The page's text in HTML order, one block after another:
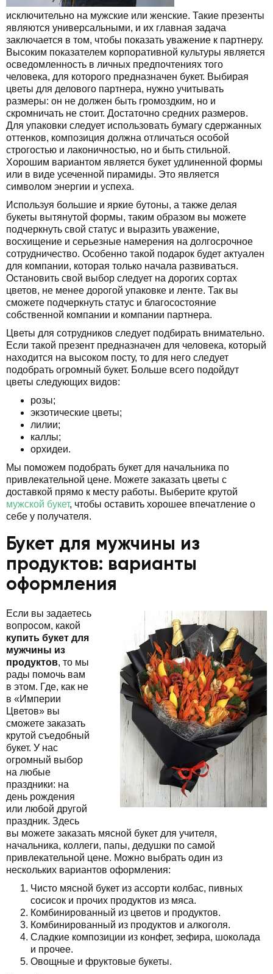
исключительно на мужские или женские. Такие презенты
являются универсальными, и их главная задача
заключается в том, чтобы показать уважение к партнеру.
Высоким показателем корпоративной культуры является
осведомленность в личных предпочтениях того
человека, для которого предназначен букет. Выбирая
цветы для делового партнера, нужно учитывать
размеры: он не должен быть громоздким, но и
скромничать не стоит. Достаточно средних размеров.
Для упаковки следует использовать бумагу сдержанных
оттенков, композиция должна отличаться особой
строгостью и лаконичностью, но и быть стильной.
Хорошим вариантом является букет удлиненной формы
или в виде усеченной пирамиды. Это является
символом энергии и успеха.
Используя большие и яркие бутоны, а также делая
букеты вытянутой формы, таким образом вы можете
подчеркнуть свой статус и выразить уважение,
восхищение и серьезные намерения на долгосрочное
сотрудничество. Особенно такой подарок будет актуален
для компании, которая только начала развиваться.
Остановить свой выбор следует на дорогих сортах
цветов, не менее дорогой упаковке и ленте. Так вы
сможете подчеркнуть статус и благосостояние
собственной компании и компании партнера.
Цветы для сотрудников следует подбирать внимательно.
Если такой презент предназначен для человека, который
находится на высоком посту, то для него следует
подобрать огромный букет. Больше всего подойдут
цветы следующих видов:
розы;
экзотические цветы;
лилии;
каллы;
орхидеи.
Мы поможем подобрать букет для начальника по
привлекательной цене. Можете заказать цветы с
доставкой прямо к месту работы. Выберите крутой
мужской букет, чтобы оставить хорошее впечатление о
себе у получателя.
Букет для мужчины из
продуктов: варианты
оформления
Если вы задаетесь
вопросом, какой
купить букет для
мужчины из
продуктов, то мы
рады помочь вам
в этом. Где, как не
в «Империи
Цветов» вы
сможете заказать
крутой съедобный
букет. У нас
огромный выбор
на любые
праздники: на
день рождения
или любой другой
праздник. Здесь
вы можете заказать мясной букет для учителя,
начальника, коллеги, папы, дедушки по самой
привлекательной цене. Можно выбрать один из
нескольких вариантов оформления:
Чисто мясной букет из ассорти колбас, пивных
сосисок и прочих продуктов из мяса.
Комбинированный из цветов и продуктов.
Комбинированный из продуктов и алкоголя.
Сладкие композиции из конфет, зефира, шоколада
и прочее.
Овощные и фруктовые букеты.